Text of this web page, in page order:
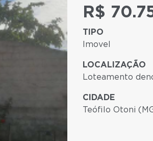
R$
TIPO
Imovel
LOCALIZAÇÃO
Loteamento
CIDADE
Teófilo Otoni